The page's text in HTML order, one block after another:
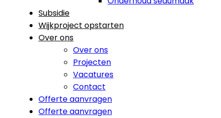
Subsidie
Wijkproject opstarten
Over ons
Over ons
Projecten
Vacatures
Contact
Offerte aanvragen
Offerte aanvragen